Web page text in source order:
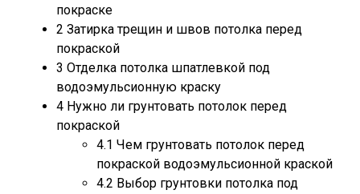
покраске
2 Затирка трещин и швов потолка перед
покраской
3 Отделка потолка шпатлевкой под
водоэмульсионную краску
4 Нужно ли грунтовать потолок перед
покраской
4.1 Чем грунтовать потолок перед
покраской водоэмульсионной краской
4.2 Выбор грунтовки потолка под